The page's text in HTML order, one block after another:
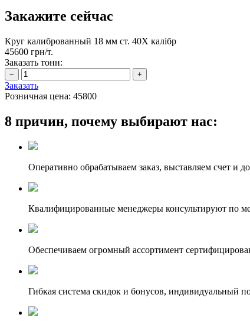
Закажите сейчас
Круг калиброванный 18 мм ст. 40Х калібр
45600 грн/т.
Заказать тонн:
Заказать
Розничная цена: 45800
8 причин, почему выбирают нас:
Оперативно обрабатываем заказ, выставляем счет и
Квалифицированные менеджеры консультируют по
Обеспечиваем огромный ассортимент
Гибкая система скидок и бонусов, индивидуальный